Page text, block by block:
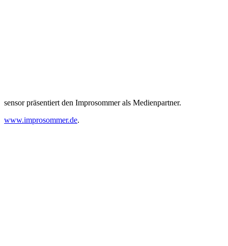
sensor präsentiert den Improsommer als Medienpartner.
www.improsommer.de.